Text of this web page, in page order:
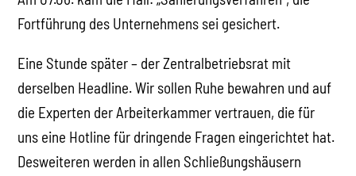
Fortführung des Unternehmens sei gesichert.
Eine Stunde später – der Zentralbetriebsrat mit
derselben Headline. Wir sollen Ruhe bewahren und auf
die Experten der Arbeiterkammer vertrauen, die für
uns eine Hotline für dringende Fragen eingerichtet hat.
Desweiteren werden in allen Schließungshäusern